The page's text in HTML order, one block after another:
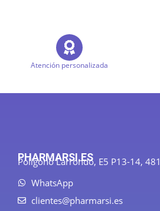
Atención personalizada
PHARMARSI.ES
Polígono Larrondo, E5 P13-14,
WhatsApp
clientes@pharmarsi.es